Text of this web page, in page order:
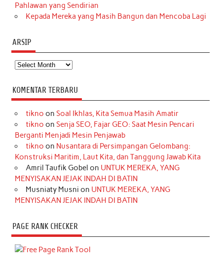
Pahlawan yang Sendirian
Kepada Mereka yang Masih Bangun dan Mencoba Lagi
ARSIP
Arsip
KOMENTAR TERBARU
tikno on Soal Ikhlas, Kita Semua Masih Amatir
tikno on Senja SEO, Fajar GEO: Saat Mesin Pencari
Berganti Menjadi Mesin Penjawab
tikno on Nusantara di Persimpangan Gelombang:
Konstruksi Maritim, Laut Kita, dan Tanggung Jawab Kita
Amril Taufik Gobel on UNTUK MEREKA, YANG
MENYISAKAN JEJAK INDAH DI BATIN
Musniaty Musni on UNTUK MEREKA, YANG
MENYISAKAN JEJAK INDAH DI BATIN
PAGE RANK CHECKER